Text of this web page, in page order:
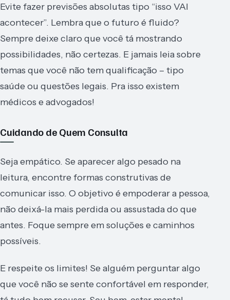
Evite fazer previsões absolutas tipo “isso VAI
acontecer”. Lembra que o futuro é fluido?
Sempre deixe claro que você tá mostrando
possibilidades, não certezas. E jamais leia sobre
temas que você não tem qualificação – tipo
saúde ou questões legais. Pra isso existem
médicos e advogados!
Cuidando de Quem Consulta
Seja empático. Se aparecer algo pesado na
leitura, encontre formas construtivas de
comunicar isso. O objetivo é empoderar a pessoa,
não deixá-la mais perdida ou assustada do que
antes. Foque sempre em soluções e caminhos
possíveis.
E respeite os limites! Se alguém perguntar algo
que você não se sente confortável em responder,